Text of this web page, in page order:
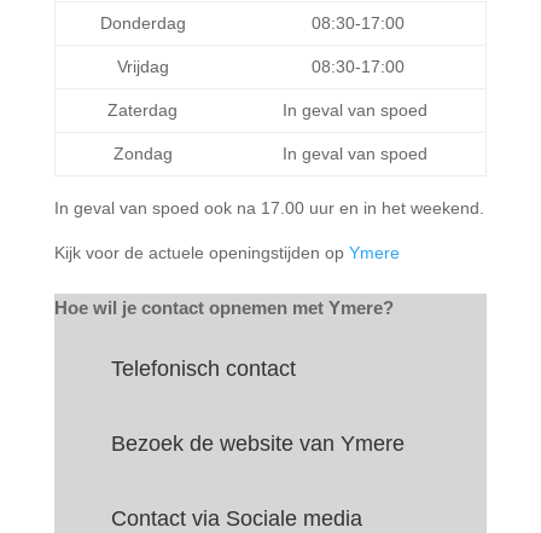
Donderdag 08:30-17:00
Vrijdag 08:30-17:00
Zaterdag In geval van spoed
Zondag In geval van spoed
In geval van spoed ook na 17.00 uur en in het weekend.
Kijk voor de actuele openingstijden op Ymere
Hoe wil je contact opnemen met Ymere?
Telefonisch contact
Bezoek de website van Ymere
Contact via Sociale media